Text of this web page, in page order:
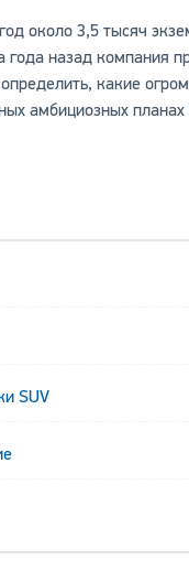
около 3,5 тысяч
года назад компания
какие
амбициозных планах
SUV